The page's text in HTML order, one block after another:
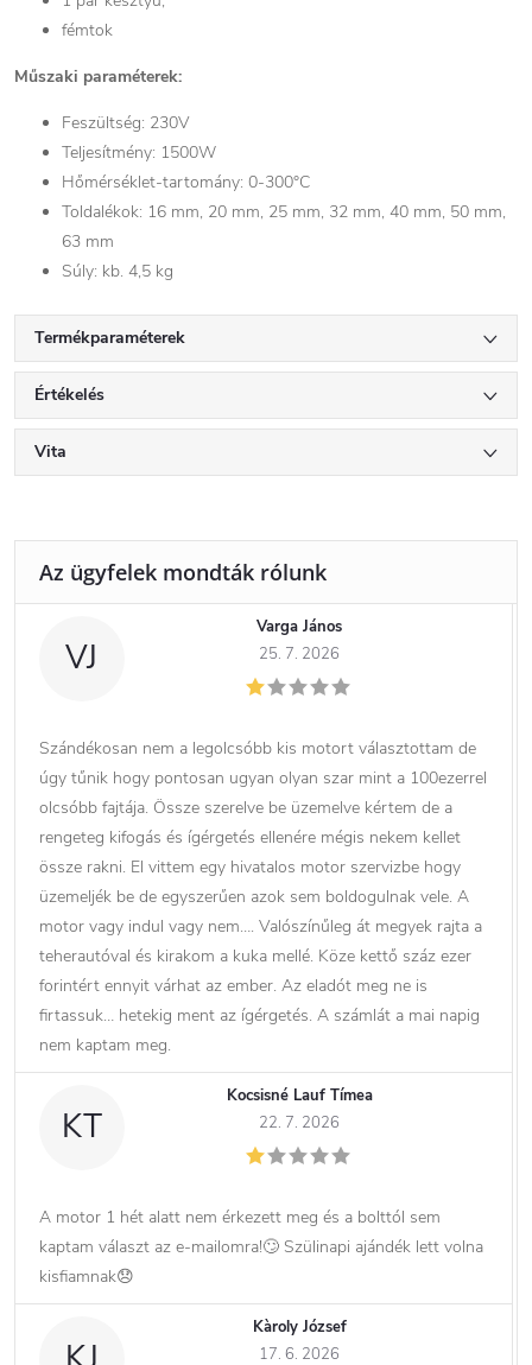
fémtok
Műszaki paraméterek:
Feszültség: 230V
Teljesítmény: 1500W
Hőmérséklet-tartomány: 0-300°C
Toldalékok: 16 mm, 20 mm, 25 mm, 32 mm, 40 mm, 50 mm,
63 mm
Súly: kb. 4,5 kg
Termékparaméterek
Értékelés
Vita
VJ
Varga János
25. 7. 2026
Szándékosan nem a legolcsóbb kis motort választottam de
úgy tűnik hogy pontosan ugyan olyan szar mint a 100ezerrel
olcsóbb fajtája. Össze szerelve be üzemelve kértem de a
rengeteg kifogás és ígérgetés ellenére mégis nekem kellet
össze rakni. El vittem egy hivatalos motor szervizbe hogy
üzemeljék be de egyszerűen azok sem boldogulnak vele. A
motor vagy indul vagy nem…. Valószínűleg át megyek rajta a
teherautóval és kirakom a kuka mellé. Köze kettő száz ezer
forintért ennyit várhat az ember. Az eladót meg ne is
firtassuk… hetekig ment az ígérgetés. A számlát a mai napig
nem kaptam meg.
KT
Kocsisné Lauf Tímea
22. 7. 2026
A motor 1 hét alatt nem érkezett meg és a bolttól sem
kaptam választ az e-mailomra!🙄 Szülinapi ajándék lett volna
kisfiamnak😞
Kàroly József
17. 6. 2026